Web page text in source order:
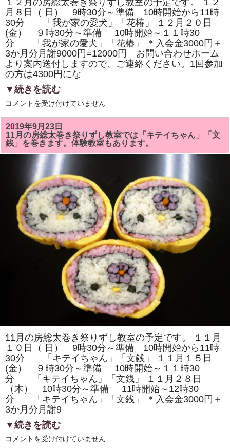
月８日（ 日） 9時30分～準備 10時開始から11時
30分 「我が家の愛犬」「花椿」 １２月２０日
(金） ９時30分～準備 10時開始～１１時30
分 「我が家の愛犬」「花椿」 ＊入会金3000円＋
3か月分月謝9000円=12000円 お問い合わせホーム
より案内送付しますので、ご連絡ください。1回参加
の方は4300円にな
▼続きを読む
12
の
房
総
太
巻
き
は、
「花
椿」
教
室
も
あ
り
ま
す。
は
コメントを受け付けていません
2019年9月23日
11月の房総太巻き祭りずし教室では「キテイちゃん」「文
銭」を巻きます。体験教室もあります。
11月の房総太巻き祭りずし教室の予定です。 １１月
１０日（ 日） 9時30分～準備 10時開始から11時
30分 「キテイちゃん」「文銭」 １１月１５日
(金） ９時30分～準備 10時開始～１１時30
分 「キテイちゃん」「文銭」 １１月２８日
（木） 10時30分～準備 11時開始～12時30
分 「キテイちゃん」「文銭」 ＊入会金3000円＋
3か月分月謝9
▼続きを読む
11
コメントを受け付けていません